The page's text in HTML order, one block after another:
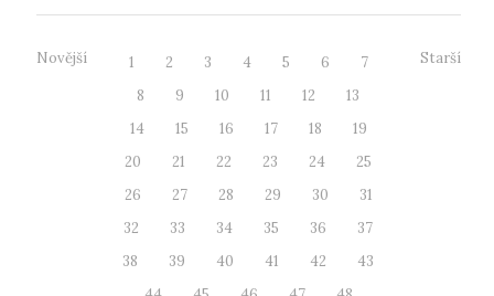
Novější 1 2 3 4 5 6
7
8
9 10 11 12
13
14
15 16 17 18
19
20
21 22 23 24
25
26
27 28 29 30
31
32
33 34 35 36
37
38
39 40 41 42
43
Starší